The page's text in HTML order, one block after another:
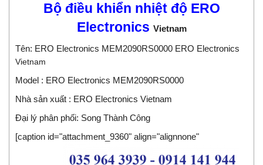
Bộ điều khiển nhiệt độ ERO
Electronics Vietnam
Tên: ERO Electronics MEM2090RS0000 ERO Electronics
Vietnam
Model : ERO Electronics MEM2090RS0000
Nhà sản xuất : ERO Electronics Vietnam
Đại lý phân phối: Song Thành Công
[caption id="attachment_9360" align="alignnone"